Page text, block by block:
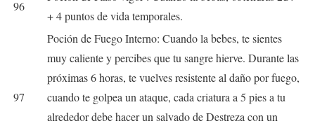
96
+ 4 puntos de vida temporales.
97
Poción de Fuego Interno: Cuando la bebes, te sientes
muy caliente y percibes que tu sangre hierve. Durante las
próximas 6 horas, te vuelves resistente al daño por fuego,
cuando te golpea un ataque, cada criatura a 5 pies a tu
alrededor debe hacer un salvado de Destreza con un